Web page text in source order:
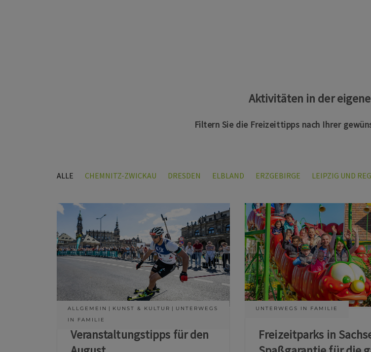
Aktivitäten in der
Filtern Sie die Freizeittipps nach Ihrer
ALLE CHEMNITZ-ZWICKAU DRESDEN ELBLAND ERZGEBIRGE LEIPZIG UND
ALLGEMEIN KUNST & KULTUR
UNTERWEGS
IN FAMILIE
Veranstaltungstipps für den
UNTERWEGS IN FAMILIE
Freizeitparks in